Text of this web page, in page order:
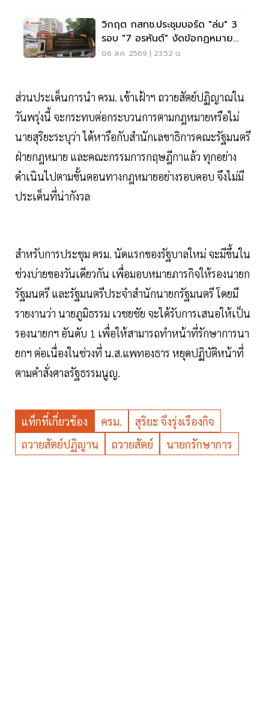
วิกฤต กสทช.ประชุมบอร์ด "ล่ม" 3
รอบ "7 อรหันต์" งัดข้อกฏหมาย
ไม่มีใครยอมใคร
06 ส.ค. 2569 | 23:52 น.
ส่วนประเด็นการนำ ครม. เข้าเฝ้าฯ ถวายสัตย์ปฏิญาณใน
วันพรุ่งนี้ จะกระทบต่อกระบวนการตามกฎหมายหรือไม่
นายสุริยะระบุว่า ได้หารือกับสำนักเลขาธิการคณะรัฐมนตรี
ฝ่ายกฎหมาย และคณะกรรมการกฤษฎีกาแล้ว ทุกอย่าง
ดำเนินไปตามขั้นตอนทางกฎหมายอย่างรอบคอบ จึงไม่มี
ประเด็นที่น่ากังวล
สำหรับการประชุม ครม. นัดแรกของรัฐบาลใหม่ จะมีขึ้นใน
ช่วงบ่ายของวันเดียวกัน เพื่อมอบหมายภารกิจให้รองนายก
รัฐมนตรี และรัฐมนตรีประจำสำนักนายกรัฐมนตรี โดยมี
รายงานว่า นายภูมิธรรม เวชยชัย จะได้รับการเสนอให้เป็น
รองนายกฯ อันดับ 1 เพื่อให้สามารถทำหน้าที่รักษาการนา
ยกฯ ต่อเนื่องในช่วงที่ น.ส.แพทองธาร หยุดปฏิบัติหน้าที่
ตามคำสั่งศาลรัฐธรรมนูญ.
แท็กที่เกี่ยวข้อง ครม.
สุริยะ จึงรุ่งเรืองกิจ
ถวายสัตย์ปฏิญาน
ถวายสัตย์ นายกรักษาการ